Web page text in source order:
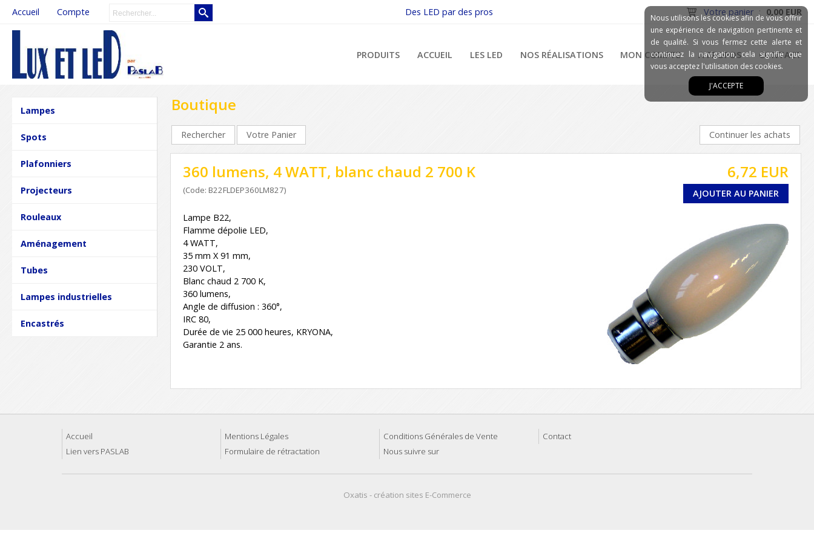
Accueil Compte Votre panier : 0,00 EUR
Des LED par des pros
PRODUITS ACCUEIL LES LED NOS RÉALISATIONS MON COMPTE A PROPOS CONTACT
Lampes
Spots
Plafonniers
Projecteurs
Rouleaux
Aménagement
Tubes
Lampes industrielles
Encastrés
Boutique
Rechercher Votre Panier Continuer les achats
360 lumens, 4 WATT, blanc chaud 2 700 K
(Code: B22FLDEP360LM827)
6,72 EUR
AJOUTER AU PANIER
Lampe B22,
Flamme dépolie LED,
4 WATT,
35 mm X 91 mm,
230 VOLT,
Blanc chaud 2 700 K,
360 lumens,
Angle de diffusion : 360°,
IRC 80,
Durée de vie 25 000 heures, KRYONA,
Garantie 2 ans.
Accueil Mentions Légales Conditions Générales de Vente
Contact
Lien vers PASLAB
Formulaire de rétractation Nous suivre sur
Oxatis - création sites E-Commerce
Nous utilisons les cookies afin de vous offrir
une expérience de navigation pertinente et
de qualité. Si vous fermez cette alerte et
continuez la navigation, cela signifie que
vous acceptez l'utilisation des cookies.
J'ACCEPTE